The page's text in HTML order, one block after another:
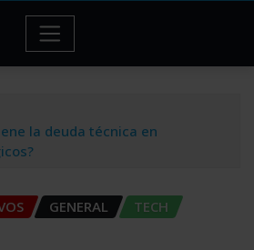
la deuda técnica en
GENERAL
TECH